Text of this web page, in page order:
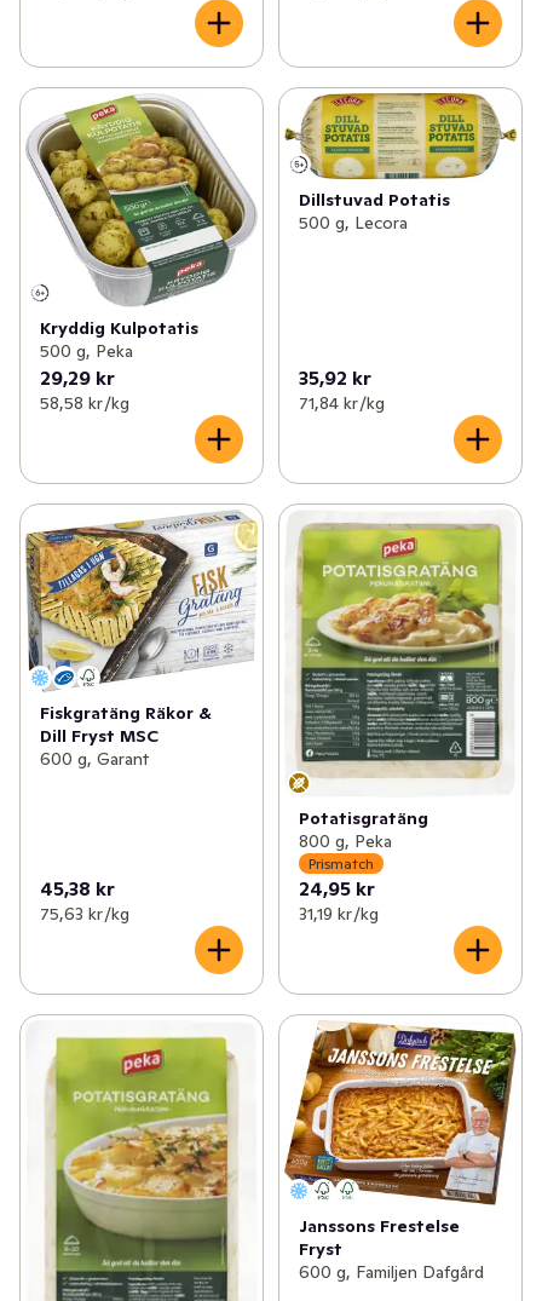
Kryddig Kulpotatis
500 g, Peka
29,29 kr
58,58 kr /kg
Dillstuvad Potatis
500 g, Lecora
35,92 kr
71,84 kr /kg
Fiskgratäng Räkor &
Dill Fryst MSC
600 g, Garant
45,38 kr
75,63 kr /kg
Potatisgratäng
800 g, Peka
Prismatch
24,95 kr
31,19 kr /kg
Janssons Frestelse
Fryst
600 g, Familjen Dafgård